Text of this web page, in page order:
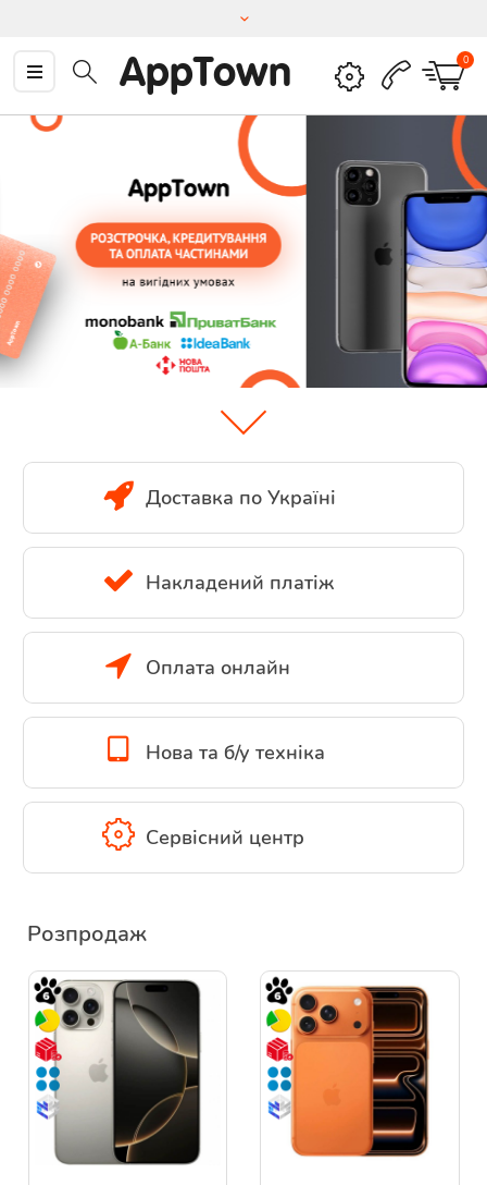
AppTown 0
Доставка по Україні
Накладений платіж
Оплата онлайн
Нова та б/у техніка
Сервісний центр
Розпродаж